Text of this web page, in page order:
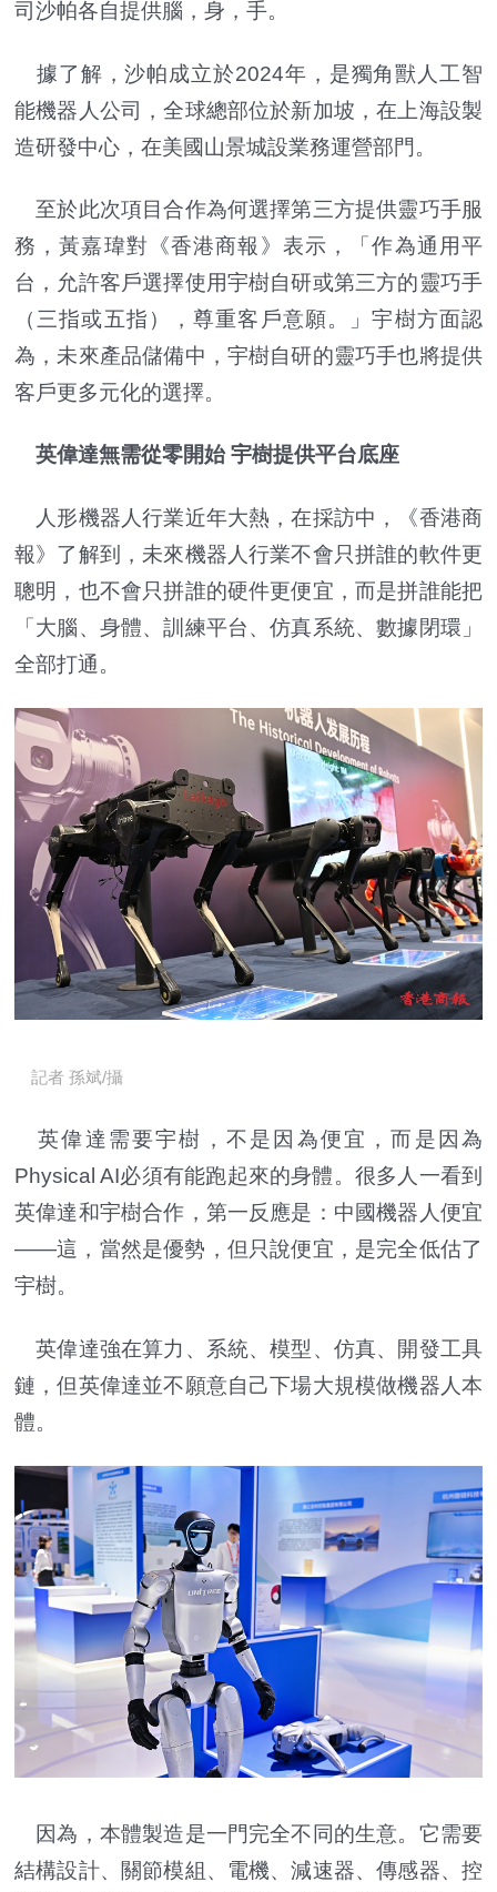
司沙帕各自提供腦，身，手。
據了解，沙帕成立於2024年，是獨角獸人工智
能機器人公司，全球總部位於新加坡，在上海設製
造研發中心，在美國山景城設業務運營部門。
至於此次項目合作為何選擇第三方提供靈巧手服
務，黃嘉瑋對《香港商報》表示，「作為通用平
台，允許客戶選擇使用宇樹自研或第三方的靈巧手
（三指或五指），尊重客戶意願。」宇樹方面認
為，未來產品儲備中，宇樹自研的靈巧手也將提供
客戶更多元化的選擇。
英偉達無需從零開始 宇樹提供平台底座
人形機器人行業近年大熱，在採訪中，《香港商
報》了解到，未來機器人行業不會只拼誰的軟件更
聰明，也不會只拼誰的硬件更便宜，而是拼誰能把
「大腦、身體、訓練平台、仿真系統、數據閉環」
全部打通。
記者 孫斌/攝
英偉達需要宇樹，不是因為便宜，而是因為
Physical AI必須有能跑起來的身體。很多人一看到
英偉達和宇樹合作，第一反應是：中國機器人便宜
——這，當然是優勢，但只說便宜，是完全低估了
宇樹。
英偉達強在算力、系統、模型、仿真、開發工具
鏈，但英偉達並不願意自己下場大規模做機器人本
體。
因為，本體製造是一門完全不同的生意。它需要
結構設計、關節模組、電機、減速器、傳感器、控